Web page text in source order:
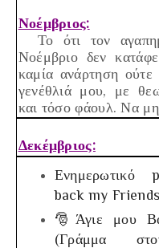
Νοέμβριος:
Το ότι τον
Νοέμβριο δεν
καμία ανάρτηση ούτε
γενέθλιά μου, με
και τόσο φάουλ. Να
Δεκέμβριος:
back my
🎅Άγιε μου
(Γράμμα